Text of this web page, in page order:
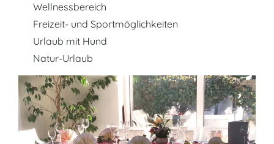
Wellnessbereich
Freizeit- und Sportmöglichkeiten
Urlaub mit Hund
Natur-Urlaub